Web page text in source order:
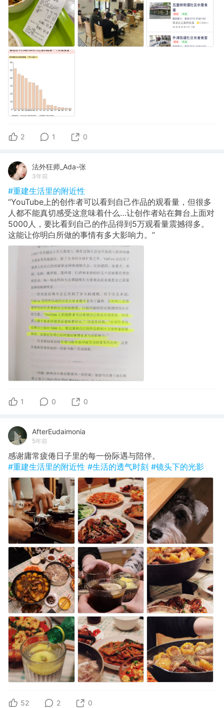
2 1 0
法外狂师_Ada-张
3年前
#重建生活里的附近性
“YouTube上的创作者可以看到自己作品的观看量，但很多
人都不能真切感受这意味着什么…让创作者站在舞台上面对
5000人，要比看到自己的作品得到5万观看量震撼得多。
这能让你明白所做的事情有多大影响力。”
1 0 0
AfterEudaimonia
5年前
感谢庸常疲倦日子里的每一份际遇与陪伴。
#重建生活里的附近性 #生活的透气时刻 #镜头下的光影
52 2 0